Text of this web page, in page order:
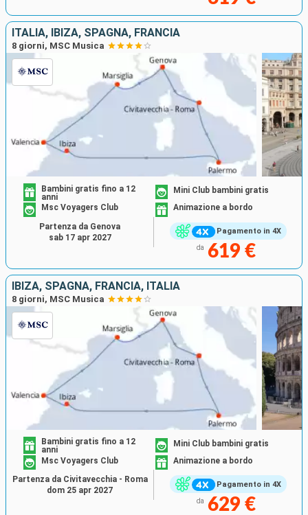
ITALIA, IBIZA, SPAGNA, FRANCIA
8 giorni, MSC Musica
Pagamento in 4X
Bambini gratis fino a 12
anni
Mini Club bambini gratis
Msc Voyagers Club
Animazione a bordo
da 619 €
Partenza da Genova
sab 17 apr 2027
IBIZA, SPAGNA, FRANCIA, ITALIA
8 giorni, MSC Musica
Pagamento in 4X
Bambini gratis fino a 12
anni
Mini Club bambini gratis
Msc Voyagers Club
Animazione a bordo
da 629 €
Partenza da Civitavecchia - Roma
dom 25 apr 2027